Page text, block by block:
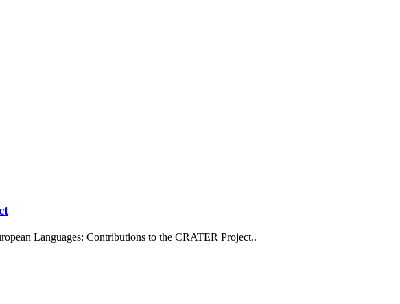
Languages: Contributions to the CRATER Project..